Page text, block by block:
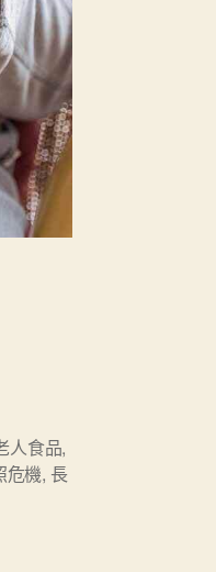
人食品,
危機, 長